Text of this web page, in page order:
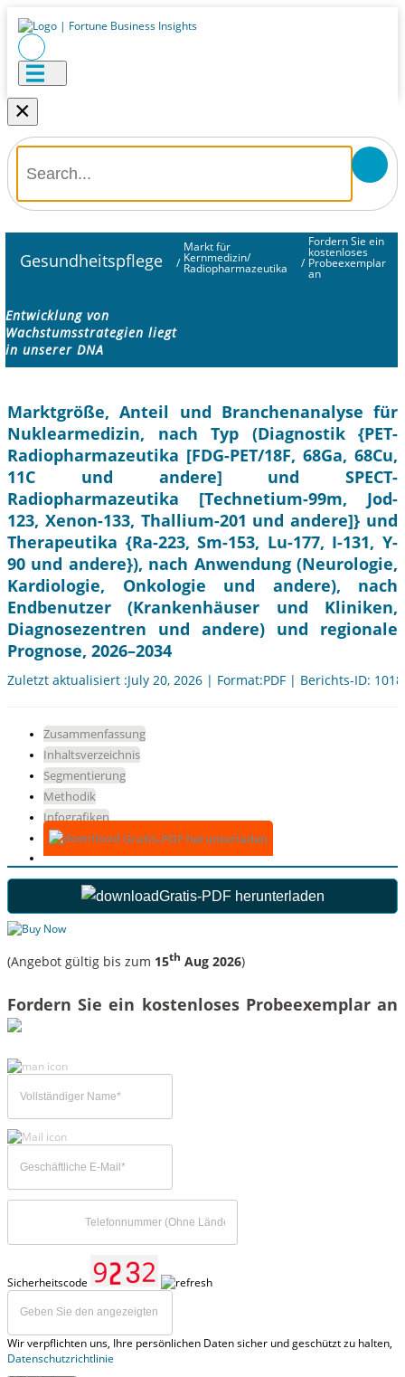
×
Gesundheitspflege /
Markt für
Kernmedizin/
Radiopharmazeutika /
Fordern Sie ein
kostenloses
Probeexemplar
an
Entwicklung von
Wachstumsstrategien liegt
in unserer DNA
Marktgröße, Anteil und Branchenanalyse für
Nuklearmedizin, nach Typ (Diagnostik {PET-
Radiopharmazeutika [FDG-PET/18F, 68Ga, 68Cu,
11C und andere] und SPECT-
Radiopharmazeutika [Technetium-99m, Jod-
123, Xenon-133, Thallium-201 und andere]} und
Therapeutika {Ra-223, Sm-153, Lu-177, I-131, Y-
90 und andere}), nach Anwendung (Neurologie,
Kardiologie, Onkologie und andere), nach
Endbenutzer (Krankenhäuser und Kliniken,
Diagnosezentren und andere) und regionale
Prognose, 2026–2034
Zuletzt aktualisiert :July 20, 2026 | Format:PDF | Berichts-ID:
Zusammenfassung
Inhaltsverzeichnis
Segmentierung
Methodik
Infografiken
Gratis-PDF herunterladen
Gratis-PDF herunterladen
(Angebot gültig bis zum 15th Aug 2026)
Fordern Sie ein kostenloses Probeexemplar an
Sicherheitscode
Wir verpflichten uns, Ihre persönlichen Daten sicher und geschützt zu halten,
Datenschutzrichtlinie